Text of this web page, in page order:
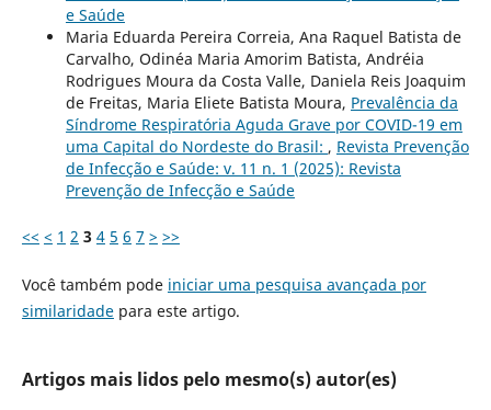
e Saúde
Maria Eduarda Pereira Correia, Ana Raquel Batista de
Carvalho, Odinéa Maria Amorim Batista, Andréia
Rodrigues Moura da Costa Valle, Daniela Reis Joaquim
de Freitas, Maria Eliete Batista Moura, Prevalência da
Síndrome Respiratória Aguda Grave por COVID-19 em
uma Capital do Nordeste do Brasil: , Revista Prevenção
de Infecção e Saúde: v. 11 n. 1 (2025): Revista
Prevenção de Infecção e Saúde
<< < 1 2 3 4 5 6 7 > >>
Você também pode iniciar uma pesquisa avançada por
similaridadepara este artigo.
Artigos mais lidos pelo mesmo(s) autor(es)